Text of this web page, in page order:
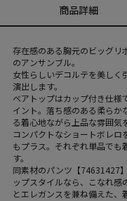
商品詳細
存在感のある胸元のビッグリ
のアンサンブル。
女性らしいデコルテを美しく
演出します。
ベアトップはカップ付き仕様
イント。落ち感のある柔らか
る着心地ながら上品な雰囲気
コンパクトなショートボレ
もプラス。それぞれ単品でも
す。
同素材のパンツ【74631427
ップスタイルなら、こなれ感
とエレガンスを兼ね備えた、